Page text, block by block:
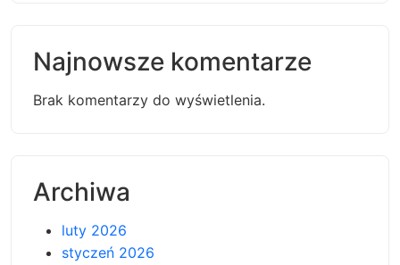
Najnowsze komentarze
Brak komentarzy do wyświetlenia.
Archiwa
luty 2026
styczeń 2026